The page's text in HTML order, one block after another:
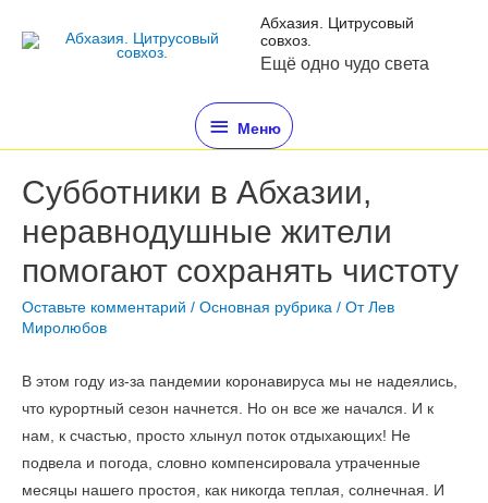
Абхазия. Цитрусовый
совхоз.
Ещё одно чудо света
Меню
Субботники в Абхазии,
неравнодушные жители
помогают сохранять чистоту
Оставьте комментарий / Основная рубрика / От Лев
Миролюбов
В этом году из-за пандемии коронавируса мы не надеялись,
что курортный сезон начнется. Но он все же начался. И к
нам, к счастью, просто хлынул поток отдыхающих! Не
подвела и погода, словно компенсировала утраченные
месяцы нашего простоя, как никогда теплая, солнечная. И